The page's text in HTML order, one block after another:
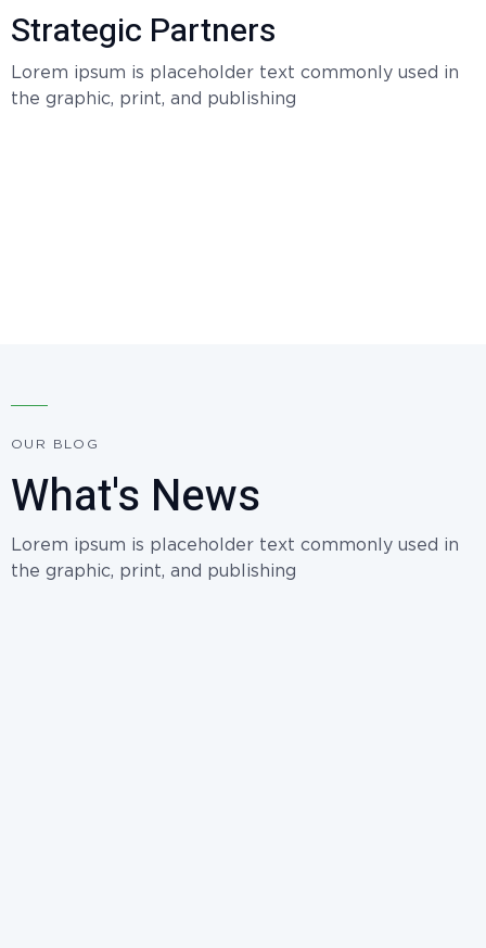
Strategic Partners
Lorem ipsum is placeholder text commonly used in
the graphic, print, and publishing
OUR BLOG
What's News
Lorem ipsum is placeholder text commonly used in
the graphic, print, and publishing